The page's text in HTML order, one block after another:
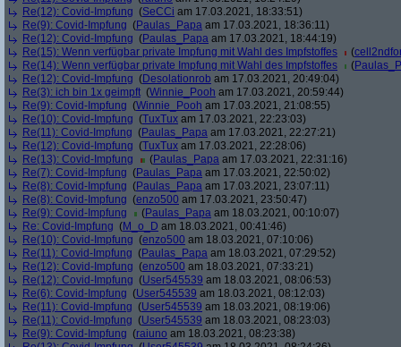
Re(12): Covid-Impfung (SeCCi am 17.03.2021, 18:33:51)
Re(9): Covid-Impfung (Paulas_Papa am 17.03.2021, 18:36:11)
Re(12): Covid-Impfung (Paulas_Papa am 17.03.2021, 18:44:19)
Re(15): Wenn verfügbar private Impfung mit Wahl des Impfstoffes
(
Re(14): Wenn verfügbar private Impfung mit Wahl des Impfstoffes
(
Re(12): Covid-Impfung (Desolationrob am 17.03.2021, 20:49:04)
Re(3): ich bin 1x geimpft (Winnie_Pooh am 17.03.2021, 20:59:44)
Re(9): Covid-Impfung (Winnie_Pooh am 17.03.2021, 21:08:55)
Re(10): Covid-Impfung (TuxTux am 17.03.2021, 22:23:03)
Re(11): Covid-Impfung (Paulas_Papa am 17.03.2021, 22:27:21)
Re(12): Covid-Impfung (TuxTux am 17.03.2021, 22:28:06)
Re(13): Covid-Impfung
(Paulas_Papa am 17.03.2021, 22:31:16)
Re(7): Covid-Impfung (Paulas_Papa am 17.03.2021, 22:50:02)
Re(8): Covid-Impfung (Paulas_Papa am 17.03.2021, 23:07:11)
Re(8): Covid-Impfung (enzo500 am 17.03.2021, 23:50:47)
Re(9): Covid-Impfung
(Paulas_Papa am 18.03.2021, 00:10:07)
Re: Covid-Impfung (M_o_D am 18.03.2021, 00:41:46)
Re(10): Covid-Impfung (enzo500 am 18.03.2021, 07:10:06)
Re(11): Covid-Impfung (Paulas_Papa am 18.03.2021, 07:29:52)
Re(12): Covid-Impfung (enzo500 am 18.03.2021, 07:33:21)
Re(12): Covid-Impfung (User545539 am 18.03.2021, 08:06:53)
Re(6): Covid-Impfung (User545539 am 18.03.2021, 08:12:03)
Re(11): Covid-Impfung (User545539 am 18.03.2021, 08:19:06)
Re(11): Covid-Impfung (User545539 am 18.03.2021, 08:23:03)
Re(9): Covid-Impfung (raiuno am 18.03.2021, 08:23:38)